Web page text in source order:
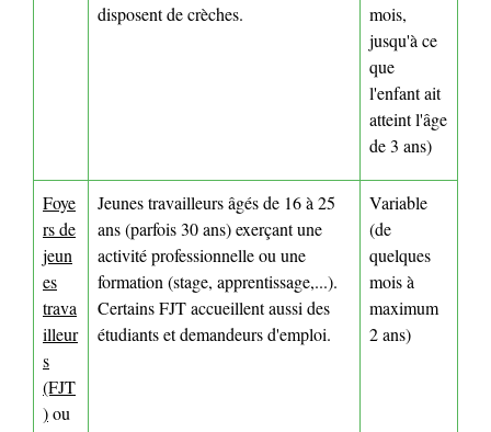
disposent de crèches.
mois,
jusqu'à ce
que
l'enfant ait
atteint l'âge
de 3 ans)
Foye
rs de
jeun
es
trava
illeur
s
(FJT
)ou
Jeunes travailleurs âgés de 16 à 25
ans (parfois 30 ans) exerçant une
activité professionnelle ou une
formation (stage, apprentissage,...).
Certains FJT accueillent aussi des
étudiants et demandeurs d'emploi.
Variable
(de
quelques
mois à
maximum
2 ans)